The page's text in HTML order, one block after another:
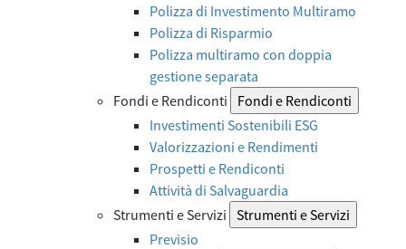
Polizza di Investimento Multiramo
Polizza di Risparmio
Polizza multiramo con doppia
gestione separata
Fondi e Rendiconti
Fondi e Rendiconti
Investimenti Sostenibili ESG
Valorizzazioni e Rendimenti
Prospetti e Rendiconti
Attività di Salvaguardia
Strumenti e Servizi Strumenti e Servizi
Previsio